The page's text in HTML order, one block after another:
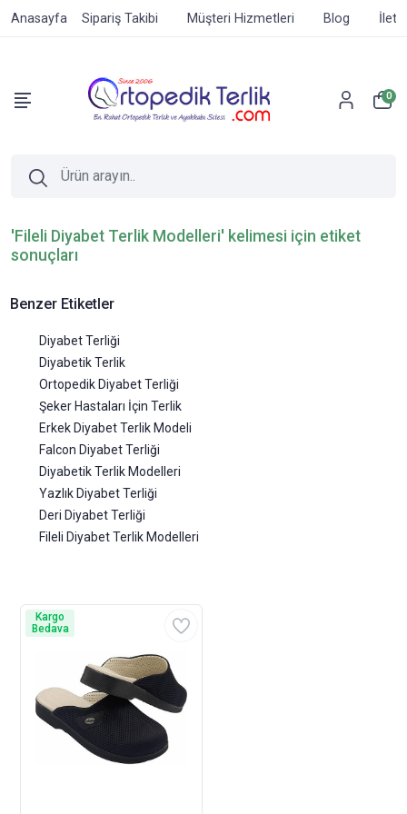
Anasayfa Sipariş Takibi Müşteri Hizmetleri Blog
0
'Fileli Diyabet Terlik Modelleri' kelimesi için etiket
sonuçları
Benzer Etiketler
Diyabet Terliği
Diyabetik Terlik
Ortopedik Diyabet Terliği
Şeker Hastaları İçin Terlik
Erkek Diyabet Terlik Modeli
Falcon Diyabet Terliği
Diyabetik Terlik Modelleri
Yazlık Diyabet Terliği
Deri Diyabet Terliği
Fileli Diyabet Terlik Modelleri
Kargo
Bedava